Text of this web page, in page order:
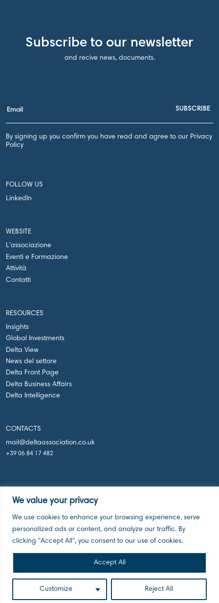
We value your privacy
We use cookies to enhance your browsing experience, serve
personalized ads or content, and analyze our traffic. By
clicking "Accept All", you consent to our use of cookies.
Customize Reject All
Accept All
Subscribe to our newsletter
and recive news, documents.
By signing up you confirm you have read and agree to our Privacy
Policy
FOLLOW US
LinkedIn
WEBSITE
L'associazione
Eventi e Formazione
Attività
Contatti
RESOURCES
Insights
Global Investments
Delta View
News del settore
Delta Front Page
Delta Business Affairs
Delta Intelligence
CONTACTS
mail@deltaassociation.co.uk
+39 06 84 17 482
Delta Holdings Associations, London UK, 2026